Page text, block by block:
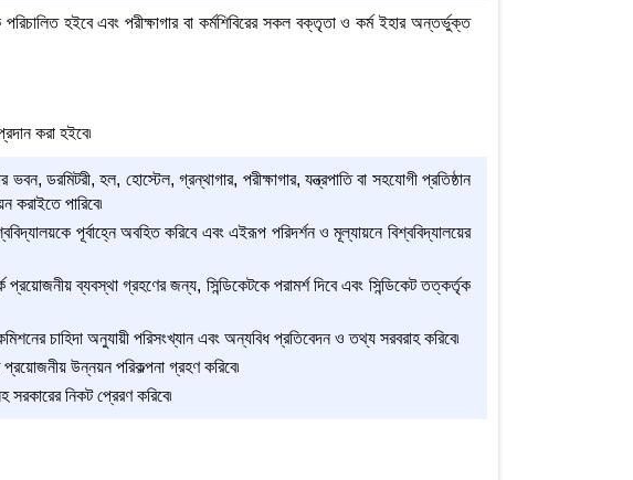
হইবে এবং পরীক্ষাগার বা কর্মশিবিরের সকল বক্তৃতা ও কর্ম ইহার অন্তর্ভুক্ত
করা হইবে৷
ডরমিটরী, হল, হোস্টেল, গ্রন্থাগার, পরীক্ষাগার, যন্ত্রপাতি বা সহযোগী প্রতিষ্ঠান
করাইতে পারিবে৷
পূর্বাহ্নে অবহিত করিবে এবং এইরূপ পরিদর্শন ও মূল্যায়নে বিশ্ববিদ্যালয়ের
ব্যবস্থা গ্রহণের জন্য, সিন্ডিকেটকে পরামর্শ দিবে এবং সিন্ডিকেট তত্কর্তৃক
চাহিদা অনুযায়ী পরিসংখ্যান এবং অন্যবিধ প্রতিবেদন ও তথ্য সরবরাহ করিবে৷
উন্নয়ন পরিকল্পনা গ্রহণ করিবে৷
সরকারের নিকট প্রেরণ করিবে৷